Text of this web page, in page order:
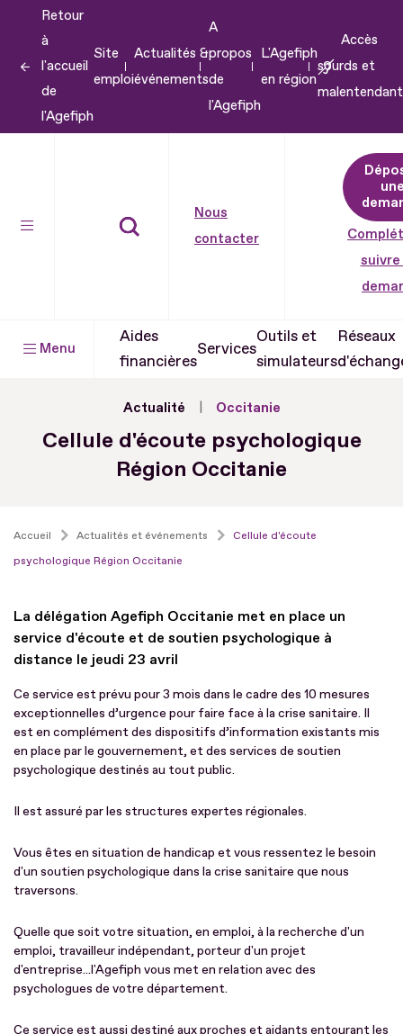
contenu
Retour
à
l'accueil
de
l'Agefiph
Site
emploi
Actualités &
événements
A
propos
de
l'Agefiph
L'Agefiph
en région
Accès
sourds et
Nous
contacter
suivre
Menu
Aides
financières
Services
Outils et
simulateurs
Réseaux
Actualité Occitanie
Cellule d'écoute psychologique
Région Occitanie
Accueil Actualités et événements
Cellule d'écoute
psychologique Région Occitanie
La délégation Agefiph Occitanie met en place un
service d'écoute et de soutien psychologique à
distance le jeudi 23 avril
Ce service est prévu pour 3 mois dans le cadre des 10 mesures
exceptionnelles d’urgence pour faire face à la crise sanitaire. Il
est en complément des dispositifs d’information existants mis
en place par le gouvernement, et des services de soutien
psychologique destinés au tout public.
Il est assuré par les structures expertes régionales.
Vous êtes en situation de handicap et vous ressentez le besoin
d'un soutien psychologique dans la crise sanitaire que nous
traversons.
Quelle que soit votre situation, en emploi, à la recherche d'un
emploi, travailleur indépendant, porteur d'un projet
d'entreprise...l'Agefiph vous met en relation avec des
psychologues de votre département.
Ce service est aussi destiné aux proches et aidants entourant les